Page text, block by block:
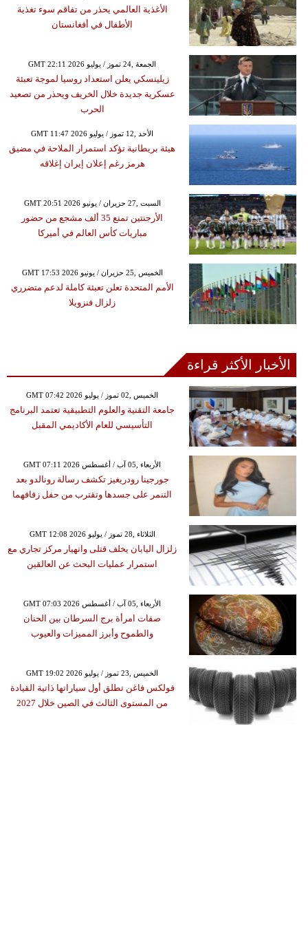
الأغذية العالمي يحذر من تفاقم سوء تغذية
الأطفال في أفغانستان
GMT 22:11 2026 الجمعة ,24 تموز / يوليو
زيلينسكي يعلن استعداد روسيا لموجة تعبئة
عسكرية جديدة خلال الخريف ويحذر من تصعيد
الحرب
GMT 11:47 2026 الأحد ,12 تموز / يوليو
هيئة بريطانية تؤكد استمرار الملاحة في مضيق
هرمز رغم إعلان إيران إغلاقه
GMT 20:51 2026 السبت ,27 حزيران / يونيو
الأرجنتين تمنع 35 ألف مشجع من حضور
مباريات كأس العالم في أميركا
GMT 17:53 2026 الخميس ,25 حزيران / يونيو
الأمم المتحدة تعلن تعبئة كاملة لدعم متضرري
زلزال فنزويلا
الأخبار الأكثر قراءة
GMT 07:42 2026 الخميس ,02 تموز / يوليو
جامعة التقنية والعلوم التطبيقية تعتمد البرنامج
التأسيسي للعام الأكاديمي المقبل
GMT 07:11 2026 الأربعاء ,05 آب / أغسطس
جورجينا رودريغيز تكشف رسالة رونالدو بعد
التنمر على جسدها وتقترب من حفل زفافهما
GMT 12:08 2026 الثلاثاء ,28 تموز / يوليو
زلزال اليابان يخلف قتلى وانهيار مركز تجاري مع
استمرار عمليات البحث عن العالقين
GMT 07:03 2026 الأربعاء ,05 آب / أغسطس
صفات امرأة برج السرطان بين الحنان
والطموح وأبرز المميزات والعيوب
GMT 19:02 2026 الخميس ,23 تموز / يوليو
فولكس فاغن تطلق أول سياراتها ذاتية القيادة
من المستوى الثالث في الصين خلال 2027